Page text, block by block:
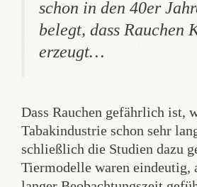
schon in den 40er
belegt, dass Rauchen
erzeugt…
Dass Rauchen gefährlich ist,
Tabakindustrie schon sehr
schließlich die Studien dazu
Tiermodelle waren eindeutig,